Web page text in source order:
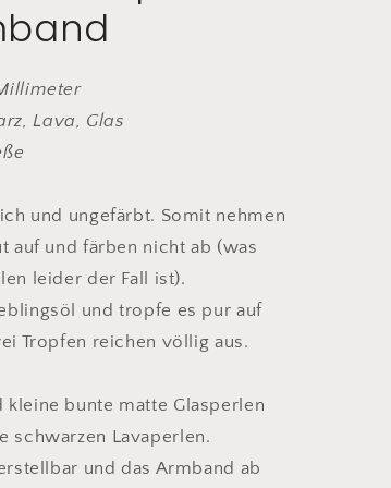
Lava, Glas
und ungefärbt. Somit nehmen
auf und färben nicht ab (was
leider der Fall ist).
und tropfe es pur auf
Tropfen reichen völlig aus.
kleine bunte matte Glasperlen
schwarzen Lavaperlen.
und das Armband ab